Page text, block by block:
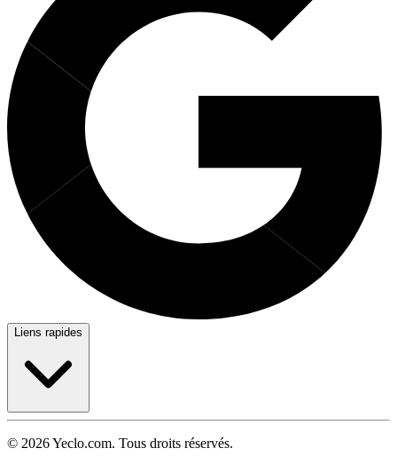
Liens rapides
© 2026 Yeclo.com. Tous droits réservés.